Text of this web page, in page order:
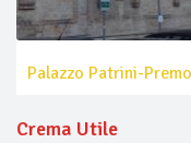
Palazzo Patrini-
Crema Utile